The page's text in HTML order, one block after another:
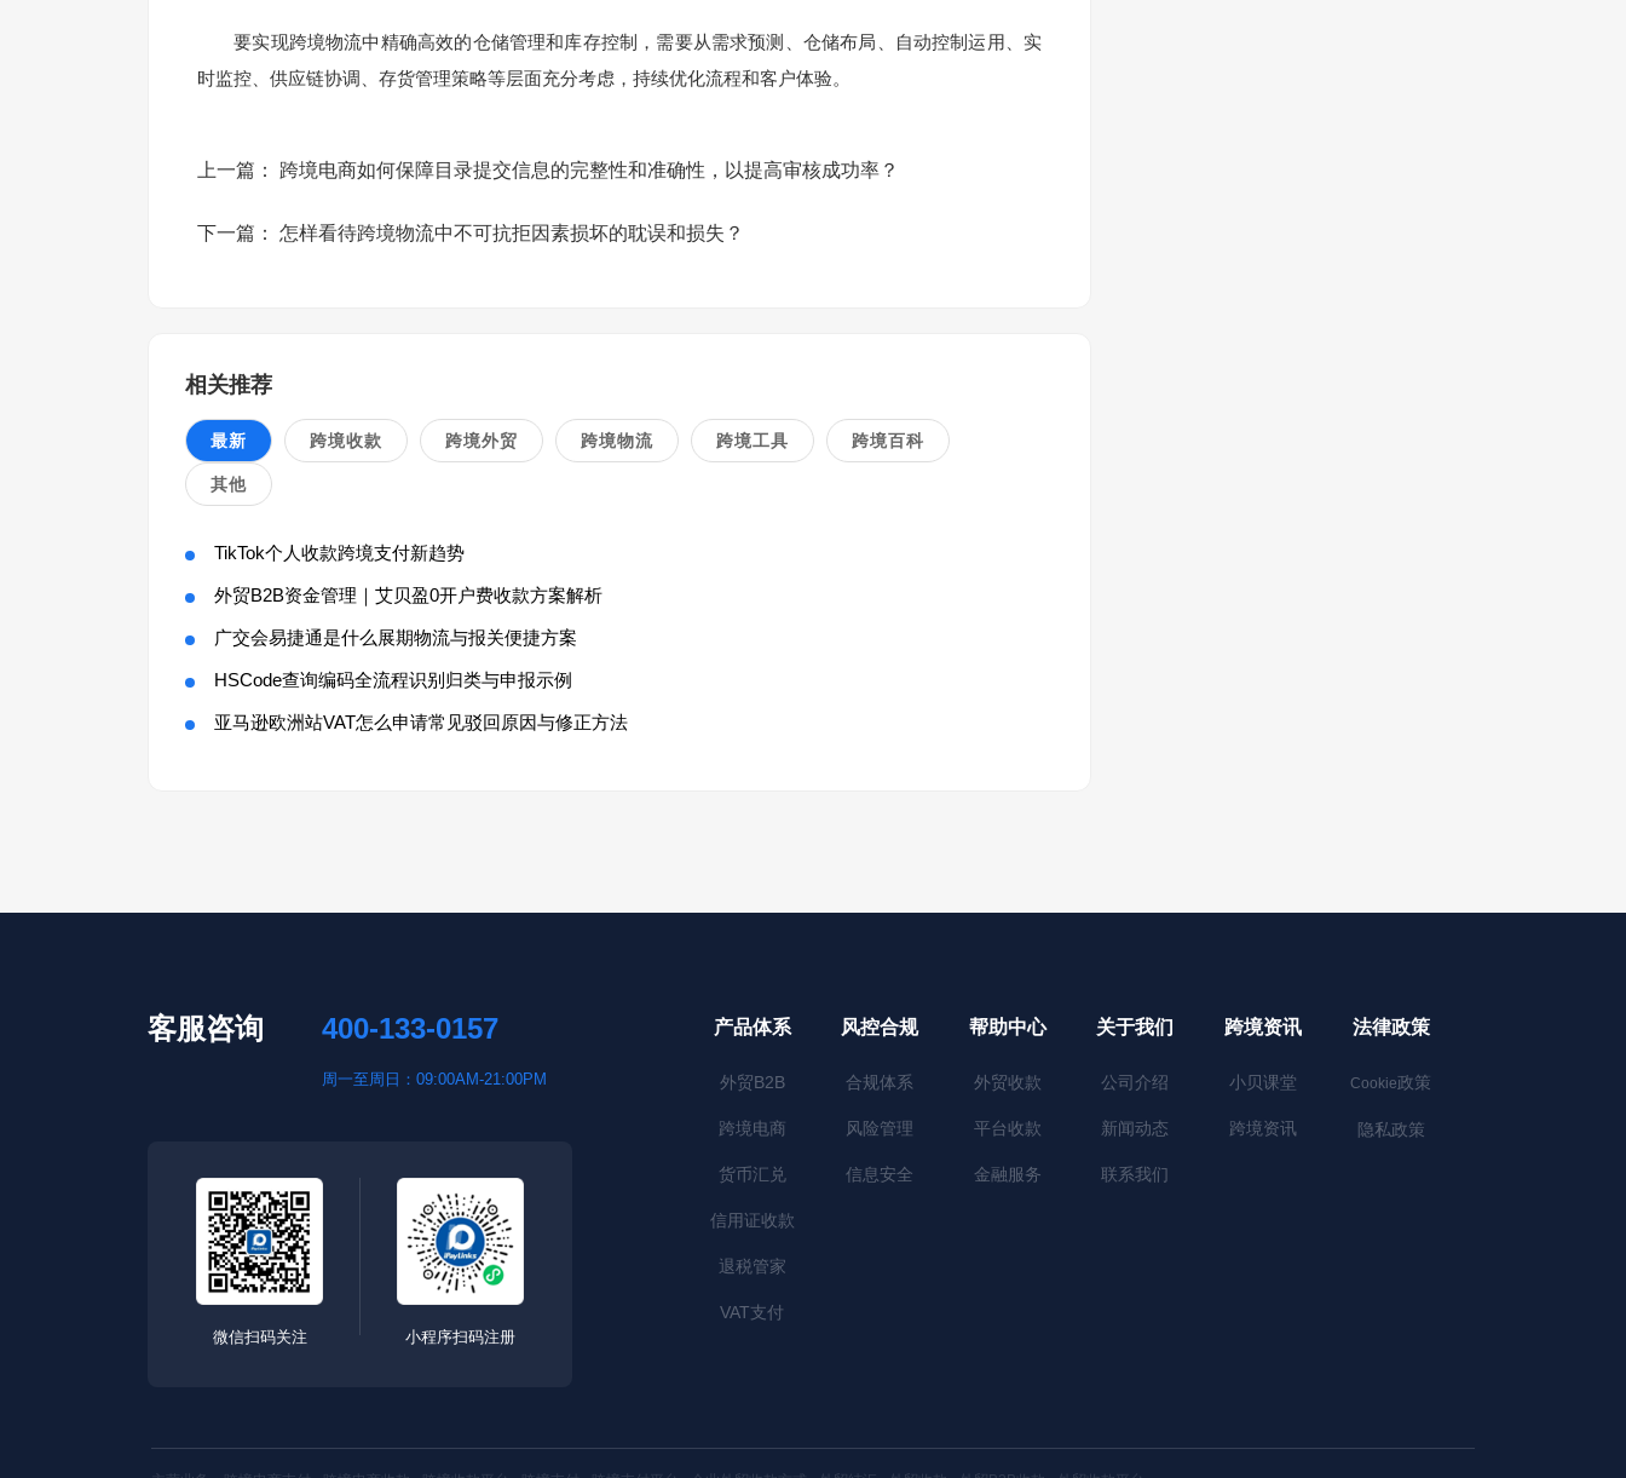
要实现跨境物流中精确高效的仓储管理和库存控制，需要从需求预测、仓储布局、自动控制运用、实
时监控、供应链协调、存货管理策略等层面充分考虑，持续优化流程和客户体验。
上一篇： 跨境电商如何保障目录提交信息的完整性和准确性，以提高审核成功率？
下一篇： 怎样看待跨境物流中不可抗拒因素损坏的耽误和损失？
相关推荐
最新 跨境收款 跨境外贸 跨境物流 跨境工具 跨境百科
其他
TikTok个人收款跨境支付新趋势
外贸B2B资金管理｜艾贝盈0开户费收款方案解析
广交会易捷通是什么展期物流与报关便捷方案
HSCode查询编码全流程识别归类与申报示例
亚马逊欧洲站VAT怎么申请常见驳回原因与修正方法
客服咨询 400-133-0157
周一至周日：09:00AM-21:00PM
微信扫码关注 小程序扫码注册
产品体系
外贸B2B
跨境电商
货币汇兑
信用证收款
退税管家
VAT支付
风控合规
合规体系
风险管理
信息安全
帮助中心
外贸收款
平台收款
金融服务
关于我们
公司介绍
新闻动态
联系我们
跨境资讯
小贝课堂
跨境资讯
法律政策
Cookie政策
隐私政策